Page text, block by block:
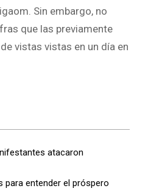
Sin embargo, no
que las previamente
vistas vistas en un día en
atacaron
para entender el próspero